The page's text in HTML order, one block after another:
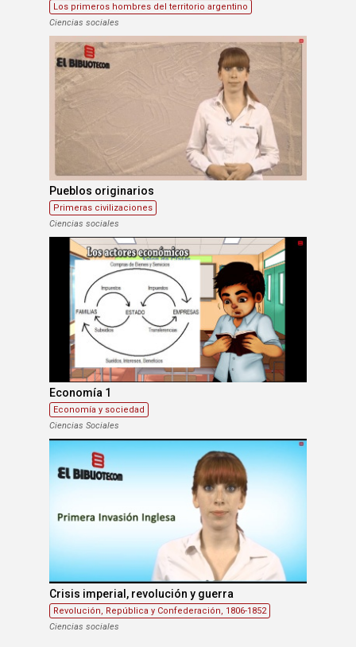
Los primeros hombres del territorio argentino
Ciencias sociales
Pueblos originarios
Primeras civilizaciones
Ciencias sociales
Economía 1
Economía y sociedad
Ciencias Sociales
Crisis imperial, revolución y guerra
Revolución, República y Confederación, 1806-1852
Ciencias sociales